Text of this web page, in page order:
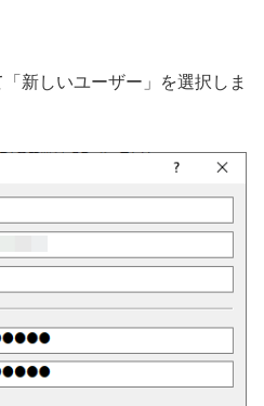
新しいユーザー」を選択しま